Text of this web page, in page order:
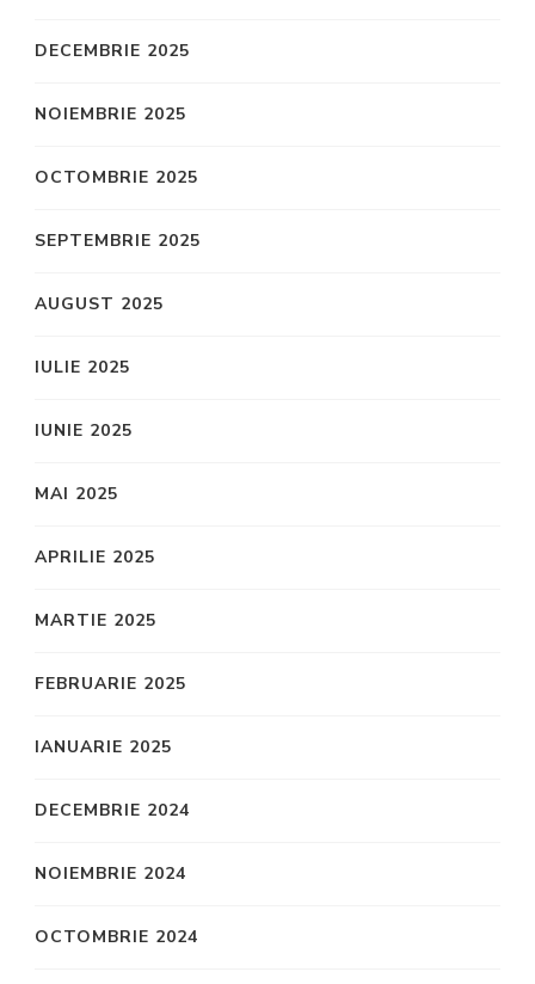
DECEMBRIE 2025
NOIEMBRIE 2025
OCTOMBRIE 2025
SEPTEMBRIE 2025
AUGUST 2025
IULIE 2025
IUNIE 2025
MAI 2025
APRILIE 2025
MARTIE 2025
FEBRUARIE 2025
IANUARIE 2025
DECEMBRIE 2024
NOIEMBRIE 2024
OCTOMBRIE 2024